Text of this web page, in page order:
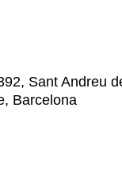
Sant Andreu
Barcelona